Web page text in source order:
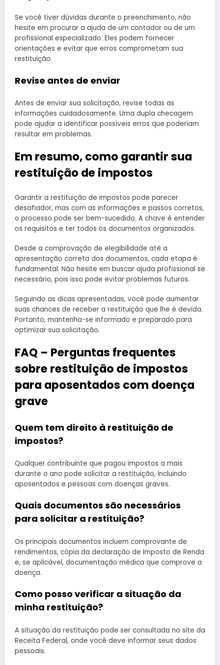
Se você tiver dúvidas durante o preenchimento, não
hesite em procurar a ajuda de um contador ou de um
profissional especializado. Eles podem fornecer
orientações e evitar que erros comprometam sua
restituição.
Revise antes de enviar
Antes de enviar sua solicitação, revise todas as
informações cuidadosamente. Uma dupla checagem
pode ajudar a identificar possíveis erros que poderiam
resultar em problemas.
Em resumo, como garantir sua
restituição de impostos
Garantir a restituição de impostos pode parecer
desafiador, mas com as informações e passos corretos,
o processo pode ser bem-sucedido. A chave é entender
os requisitos e ter todos os documentos organizados.
Desde a comprovação de elegibilidade até a
apresentação correta dos documentos, cada etapa é
fundamental. Não hesite em buscar ajuda profissional se
necessário, pois isso pode evitar problemas futuros.
Seguindo as dicas apresentadas, você pode aumentar
suas chances de receber a restituição que lhe é devida.
Portanto, mantenha-se informado e preparado para
optimizar sua solicitação.
FAQ – Perguntas frequentes
sobre restituição de impostos
para aposentados com doença
grave
Quem tem direito à restituição de
impostos?
Qualquer contribuinte que pagou impostos a mais
durante o ano pode solicitar a restituição, incluindo
aposentados e pessoas com doenças graves.
Quais documentos são necessários
para solicitar a restituição?
Os principais documentos incluem comprovante de
rendimentos, cópia da declaração de Imposto de Renda
e, se aplicável, documentação médica que comprove a
doença.
Como posso verificar a situação da
minha restituição?
A situação da restituição pode ser consultada no site da
Receita Federal, onde você deve informar seus dados
pessoais.